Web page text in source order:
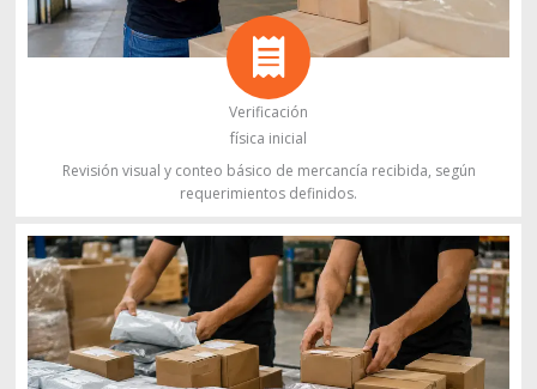
Verificación
física inicial
Revisión visual y conteo básico de mercancía recibida, según
requerimientos definidos.